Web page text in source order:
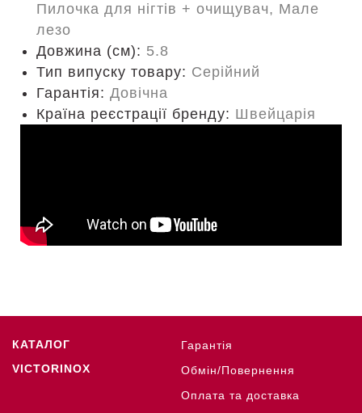
Пилочка для нігтів + очищувач, Мале
лезо
Довжина (cм): 5.8
Тип випуску товару: Серійний
Гарантія: Довічна
Країна реєстрації бренду: Швейцарія
КАТАЛОГ
VICTORINOX
Гарантія
Обмін/Повернення
Оплата та доставка